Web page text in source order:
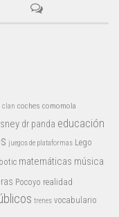
clan coches comomola
dr panda educación
juegos de plataformas Lego
matemáticas música
Pocoyo realidad
trenes vocabulario